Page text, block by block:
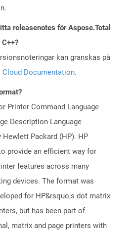
releasenotes för Aspose.Total
kan granskas på
Documentation.
Printer Command Language
Description Language
Hewlett Packard (HP). HP
provide an efficient way for
features across many
devices. The format was
for HP&rsquo;s dot matrix
but has been part of
matrix and page printers with